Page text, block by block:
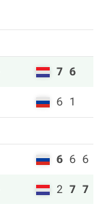
7 6
6 1
6 6 6
2 7 7